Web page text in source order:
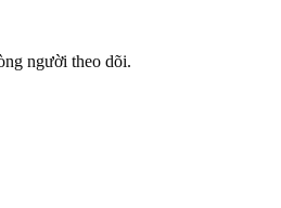
người theo dõi.